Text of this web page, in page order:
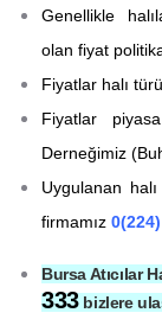
Genellikle
olan fiyat
Fiyatlar halı
Fiyatlar
Derneğimiz
Uygulanan
firmamız
Bursa Atıcılar
333 bizlere